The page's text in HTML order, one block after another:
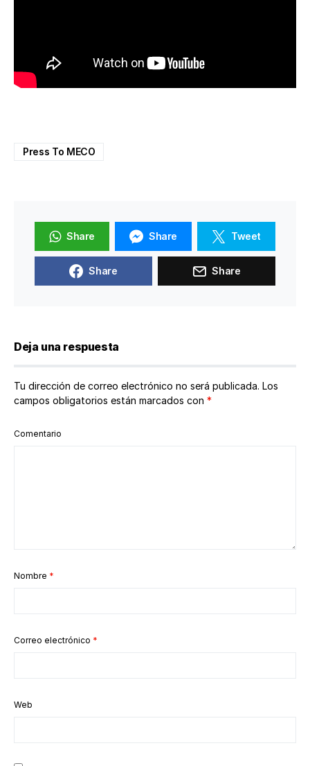
Press To MECO
Share Share Tweet
Share Share
Deja una respuesta
Tu dirección de correo electrónico no será publicada. Los
campos obligatorios están marcados con *
Comentario
Nombre *
Correo electrónico *
Web